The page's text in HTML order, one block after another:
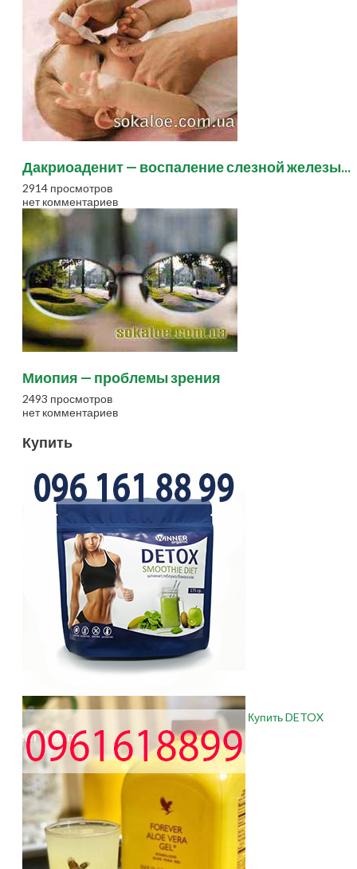
Дакриоаденит — воспаление слезной железы...
2914 просмотров
нет комментариев
Миопия — проблемы зрения
2493 просмотров
нет комментариев
Купить
Купить DETOX